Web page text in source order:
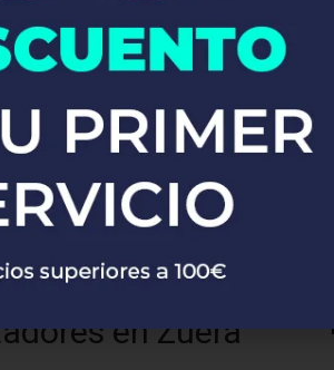
de grifos y fregaderos
se encargan de todo con
y
en Zuera